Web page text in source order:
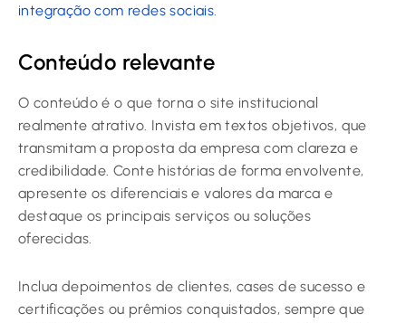
integração com redes sociais
Conteúdo relevante
O conteúdo é o que torna o site institucional
realmente atrativo. Invista em textos objetivos, que
transmitam a proposta da empresa com clareza e
credibilidade. Conte histórias de forma envolvente,
apresente os diferenciais e valores da marca e
destaque os principais serviços ou soluções
oferecidas.
Inclua depoimentos de clientes, cases de sucesso e
certificações ou prêmios conquistados, sempre que